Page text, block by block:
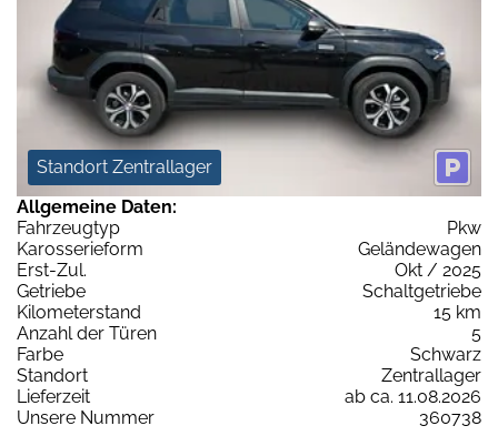
Standort Zentrallager
Allgemeine Daten:
Fahrzeugtyp
Pkw
Karosserieform
Geländewagen
Erst-Zul.
Okt / 2025
Getriebe
Schaltgetriebe
Kilometerstand
15 km
Anzahl der Türen
5
Farbe
Schwarz
Standort
Zentrallager
Lieferzeit
ab ca. 11.08.2026
Unsere Nummer
360738